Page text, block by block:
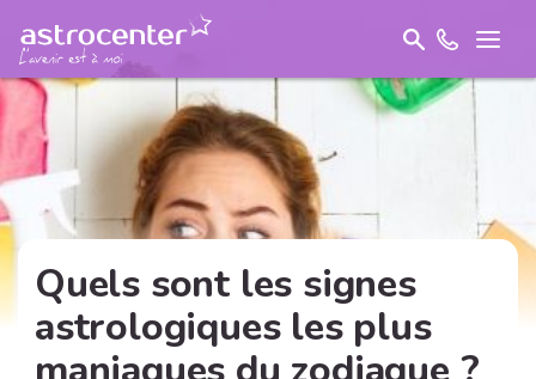
Quels sont les signes
astrologiques les plus